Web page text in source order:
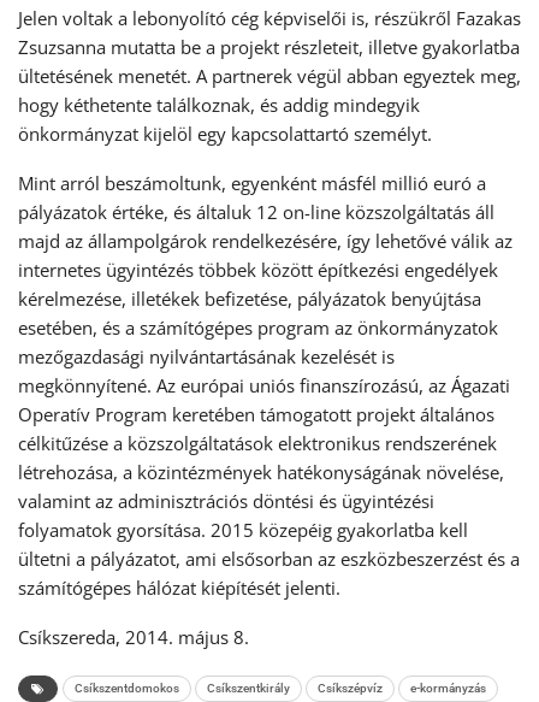
Jelen voltak a lebonyolító cég képviselői is, részükről Fazakas
Zsuzsanna mutatta be a projekt részleteit, illetve gyakorlatba
ültetésének menetét. A partnerek végül abban egyeztek meg,
hogy kéthetente találkoznak, és addig mindegyik
önkormányzat kijelöl egy kapcsolattartó személyt.
Mint arról beszámoltunk, egyenként másfél millió euró a
pályázatok értéke, és általuk 12 on-line közszolgáltatás áll
majd az állampolgárok rendelkezésére, így lehetővé válik az
internetes ügyintézés többek között építkezési engedélyek
kérelmezése, illetékek befizetése, pályázatok benyújtása
esetében, és a számítógépes program az önkormányzatok
mezőgazdasági nyilvántartásának kezelését is
megkönnyítené. Az európai uniós finanszírozású, az Ágazati
Operatív Program keretében támogatott projekt általános
célkitűzése a közszolgáltatások elektronikus rendszerének
létrehozása, a közintézmények hatékonyságának növelése,
valamint az adminisztrációs döntési és ügyintézési
folyamatok gyorsítása. 2015 közepéig gyakorlatba kell
ültetni a pályázatot, ami elsősorban az eszközbeszerzést és a
számítógépes hálózat kiépítését jelenti.
Csíkszereda, 2014. május 8.
Csíkszentdomokos Csíkszentkirály Csíkszépvíz e-kormányzás